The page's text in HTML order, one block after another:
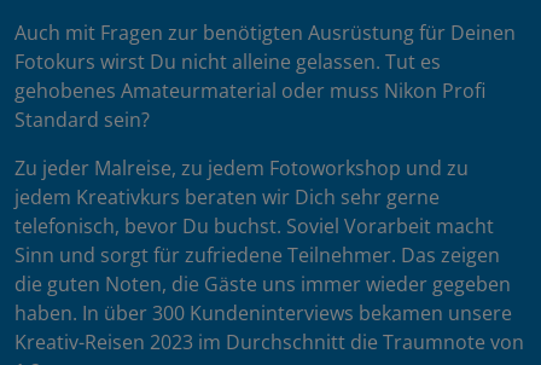
Auch mit Fragen zur benötigten Ausrüstung für Deinen
Fotokurs wirst Du nicht alleine gelassen. Tut es
gehobenes Amateurmaterial oder muss Nikon Profi
Standard sein?
Zu jeder Malreise, zu jedem Fotoworkshop und zu
jedem Kreativkurs beraten wir Dich sehr gerne
telefonisch, bevor Du buchst. Soviel Vorarbeit macht
Sinn und sorgt für zufriedene Teilnehmer. Das zeigen
die guten Noten, die Gäste uns immer wieder gegeben
haben. In über 300 Kundeninterviews bekamen unsere
Kreativ-Reisen 2023 im Durchschnitt die Traumnote von